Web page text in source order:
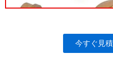
今すぐ見